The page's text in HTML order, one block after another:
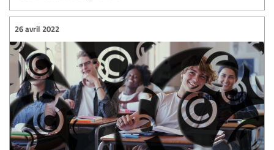
26 avril 2022